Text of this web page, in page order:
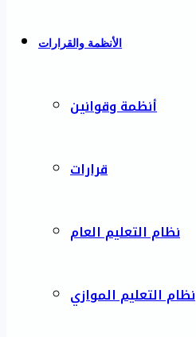
الأنظمة والقرارات
أنظمة وقوانين
قرارات
نظام التعليم العام
نظام التعليم الموازي